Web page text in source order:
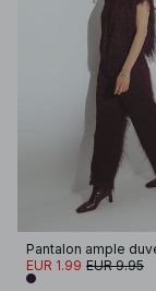
EUR 1.99 EUR 9.95